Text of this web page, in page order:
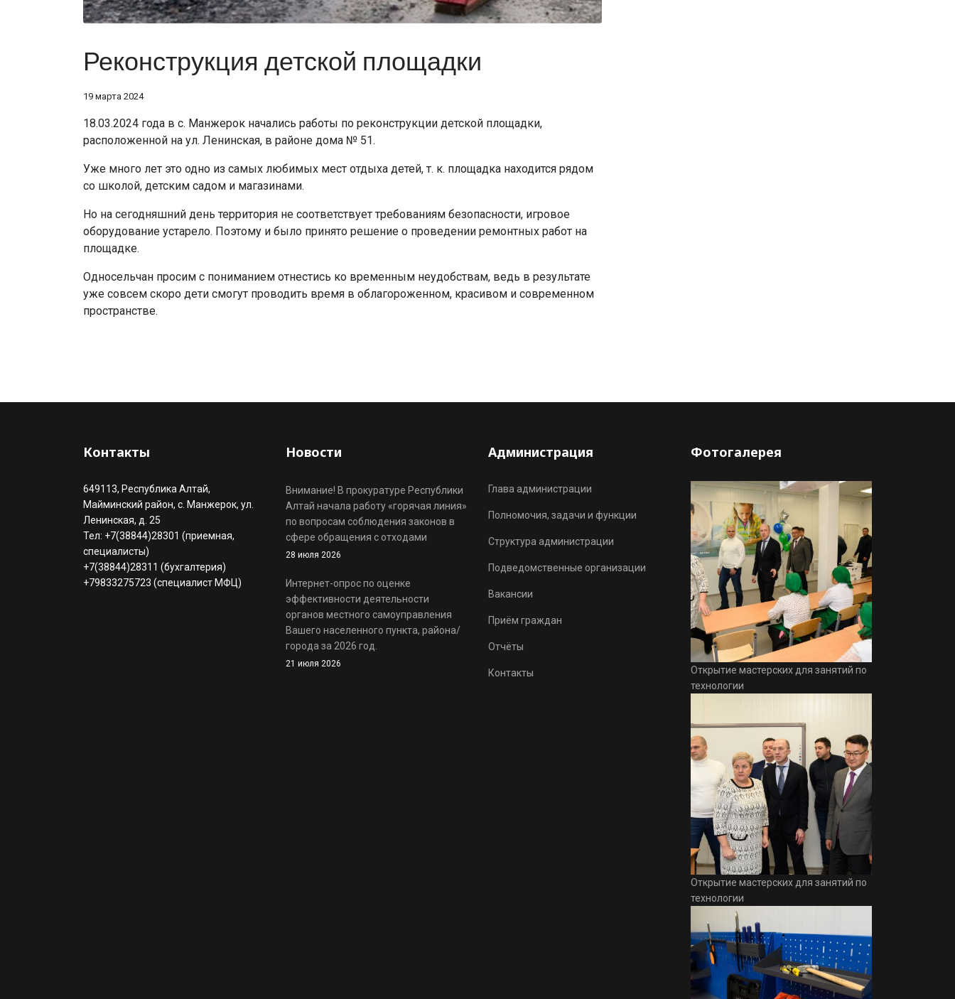
Реконструкция детской площадки
19 марта 2024
18.03.2024 года в с. Манжерок начались работы по реконструкции детской площадки,
расположенной на ул. Ленинская, в районе дома № 51.
Уже много лет это одно из самых любимых мест отдыха детей, т. к. площадка находится рядом
со школой, детским садом и магазинами.
Но на сегодняшний день территория не соответствует требованиям безопасности, игровое
оборудование устарело. Поэтому и было принято решение о проведении ремонтных работ на
площадке.
Односельчан просим с пониманием отнестись ко временным неудобствам, ведь в результате
уже совсем скоро дети смогут проводить время в облагороженном, красивом и современном
пространстве.
Контакты
649113, Республика Алтай,
Майминский район, с. Манжерок, ул.
Ленинская, д. 25
Тел: +7(38844)28301 (приемная,
специалисты)
+7(38844)28311 (бухгалтерия)
+79833275723 (специалист МФЦ)
Новости
Внимание! В прокуратуре Республики
Алтай начала работу «горячая линия»
по вопросам соблюдения законов в
сфере обращения с отходами
28 июля 2026
Интернет-опрос по оценке
эффективности деятельности
органов местного самоуправления
Вашего населенного пункта, района/
города за 2026 год.
21 июля 2026
Администрация
Глава администрации
Полномочия, задачи и функции
Структура администрации
Подведомственные организации
Вакансии
Приём граждан
Отчёты
Контакты
Фотогалерея
Открытие мастерских для занятий по
технологии
Открытие мастерских для занятий по
технологии